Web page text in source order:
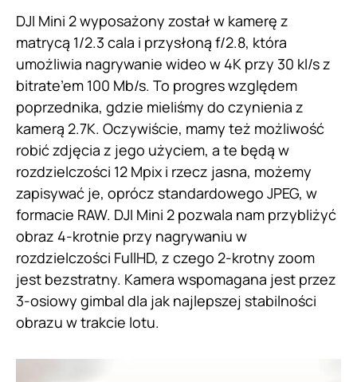
DJI Mini 2 wyposażony został w kamerę z
matrycą 1/2.3 cala i przysłoną f/2.8, która
umożliwia nagrywanie wideo w 4K przy 30 kl/s z
bitrate’em 100 Mb/s. To progres względem
poprzednika, gdzie mieliśmy do czynienia z
kamerą 2.7K. Oczywiście, mamy też możliwość
robić zdjęcia z jego użyciem, a te będą w
rozdzielczości 12 Mpix i rzecz jasna, możemy
zapisywać je, oprócz standardowego JPEG, w
formacie RAW. DJI Mini 2 pozwala nam przybliżyć
obraz 4-krotnie przy nagrywaniu w
rozdzielczości FullHD, z czego 2-krotny zoom
jest bezstratny. Kamera wspomagana jest przez
3-osiowy gimbal dla jak najlepszej stabilności
obrazu w trakcie lotu.